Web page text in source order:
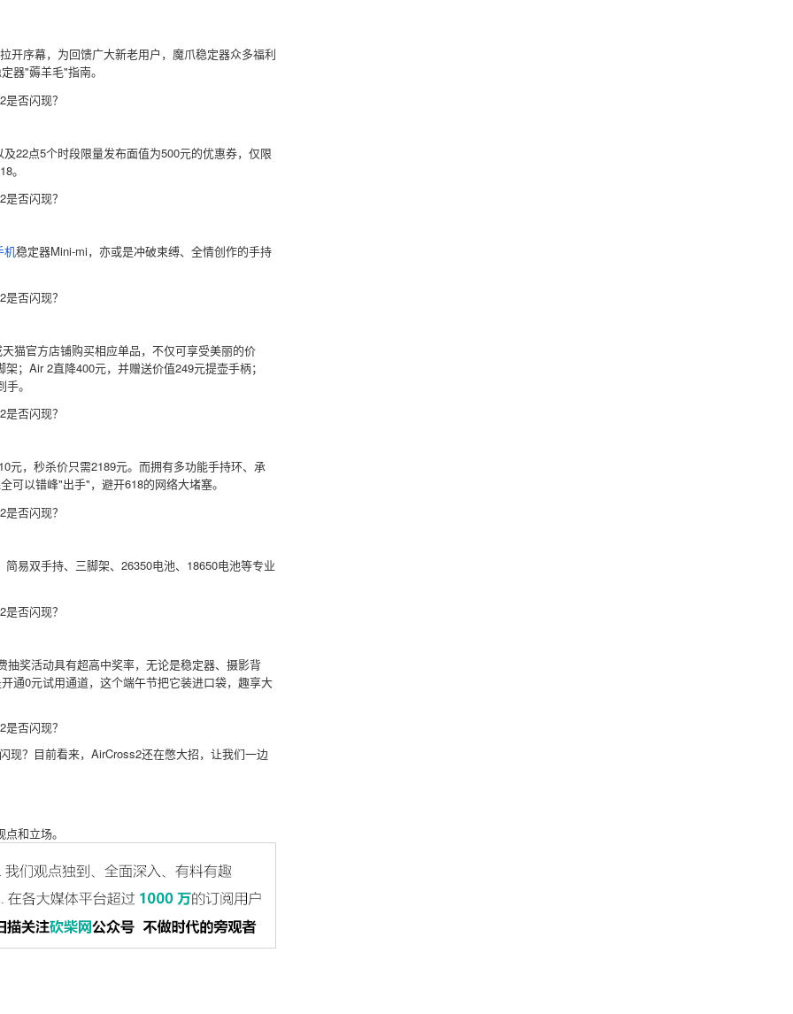
开序幕，为回馈广大新老用户，魔爪稳定器众多福利
器"薅羊毛"指南。
22点5个时段限量发布面值为500元的优惠券，仅限
。
机稳定器Mini-mi，亦或是冲破束缚、全情创作的手持
猫官方店铺购买相应单品，不仅可享受美丽的价
；Air 2直降400元，并赠送价值249元提壶手柄；
。
元，秒杀价只需2189元。而拥有多功能手持环、承
可以错峰"出手"，避开618的网络大堵塞。
易双手持、三脚架、26350电池、18650电池等专业
奖活动具有超高中奖率，无论是稳定器、摄影背
通0元试用通道，这个端午节把它装进口袋，趣享大
现？目前看来，AirCross2还在憋大招，让我们一边
和立场。